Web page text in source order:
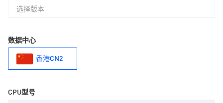
选择版本
数据中心
香港CN2
CPU型号